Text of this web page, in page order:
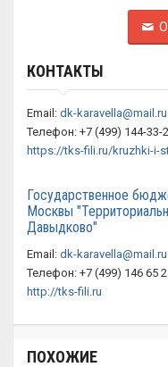
КОНТАКТЫ
Email: dk-karavella@mail.ru
Телефон: +7 (499) 144-33-
Государственное
Москвы
Давыдково"
Email: dk-karavella@mail.ru
Телефон: +7 (499) 146 65
http://tks-fili.ru
ПОХОЖИЕ